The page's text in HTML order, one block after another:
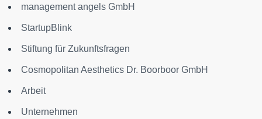
management angels GmbH
StartupBlink
Stiftung für Zukunftsfragen
Cosmopolitan Aesthetics Dr. Boorboor GmbH
Arbeit
Unternehmen